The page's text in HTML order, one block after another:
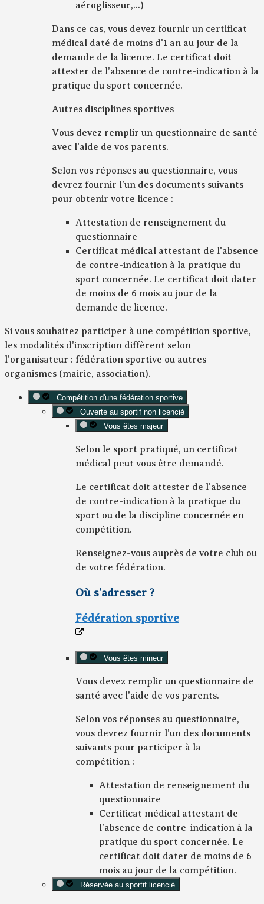
aéroglisseur,...)
Dans ce cas, vous devez fournir un certificat
médical daté de moins d'1 an au jour de la
demande de la licence. Le certificat doit
attester de l'absence de contre-indication à la
pratique du sport concernée.
Autres disciplines sportives
Vous devez remplir un questionnaire de santé
avec l'aide de vos parents.
Selon vos réponses au questionnaire, vous
devrez fournir l'un des documents suivants
pour obtenir votre licence :
Attestation de renseignement du
questionnaire
Certificat médical attestant de l'absence
de contre-indication à la pratique du
sport concernée. Le certificat doit dater
de moins de 6 mois au jour de la
demande de licence.
Si vous souhaitez participer à une compétition sportive,
les modalités d'inscription diffèrent selon
l'organisateur : fédération sportive ou autres
organismes (mairie, association).
Compétition d'une fédération sportive
Ouverte au sportif non licencié
Vous êtes majeur
Selon le sport pratiqué, un certificat
médical peut vous être demandé.
Le certificat doit attester de l'absence
de contre-indication à la pratique du
sport ou de la discipline concernée en
compétition.
Renseignez-vous auprès de votre club ou
de votre fédération.
Où s’adresser ?
Fédération sportive
Vous êtes mineur
Vous devez remplir un questionnaire de
santé avec l'aide de vos parents.
Selon vos réponses au questionnaire,
vous devrez fournir l'un des documents
suivants pour participer à la
compétition :
Attestation de renseignement du
questionnaire
Certificat médical attestant de
l'absence de contre-indication à la
pratique du sport concernée. Le
certificat doit dater de moins de 6
mois au jour de la compétition.
Réservée au sportif licencié